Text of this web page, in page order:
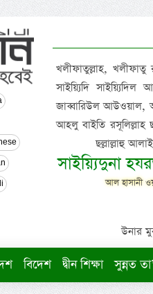
খলীফাতুল্লাহ, খলীফাতু
সাইয়্যিদি
জাব্বারিউল আউওয়াল,
আহলু বাইতি রসূলিল্লাহ
ছল্লাল্লাহু
সাইয়্যিদুনা
আল হাসানী
উনার
বিদেশ দ্বীন শিক্ষা সুন্নত